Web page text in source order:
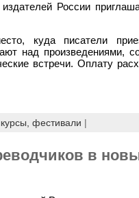
России
куда писатели
над произведениями,
встречи. Оплату
фестивали |
в